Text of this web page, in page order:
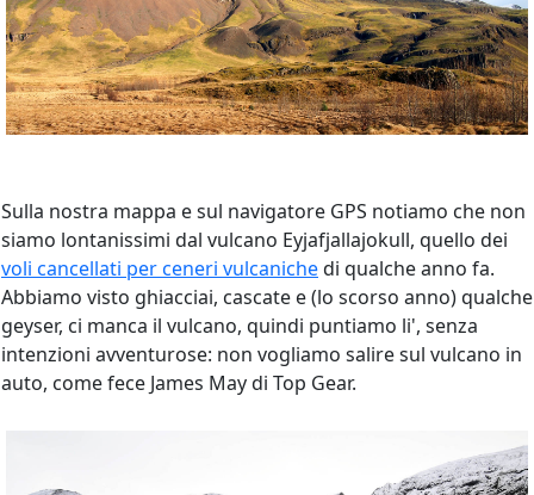
Sulla nostra mappa e sul navigatore GPS notiamo che non
siamo lontanissimi dal vulcano Eyjafjallajokull, quello dei
voli cancellati per ceneri vulcanichedi qualche anno fa.
Abbiamo visto ghiacciai, cascate e (lo scorso anno) qualche
geyser, ci manca il vulcano, quindi puntiamo li', senza
intenzioni avventurose: non vogliamo salire sul vulcano in
auto, come fece James May di Top Gear.